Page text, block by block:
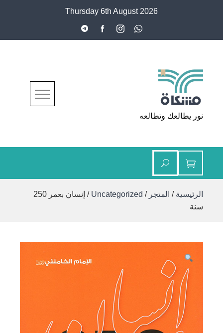
Thursday 6th August 2026
مشكاة
نور يطالعك وتطالعه
الرئيسية / المتجر /
Uncategorized
/ إنسان بعمر 250
سنة